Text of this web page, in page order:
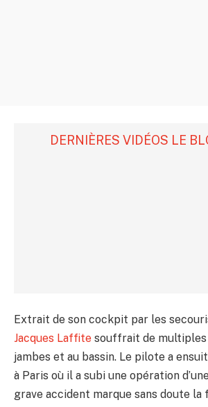
DERNIÈRES VIDÉOS LE
Extrait de son cockpit par les
Jacques Laffite souffrait de
jambes et au bassin. Le pilote a
à Paris où il a subi une opération
grave accident marque sans doute la